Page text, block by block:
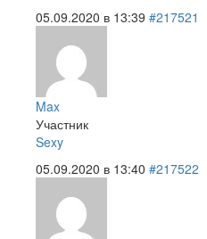
05.09.2020 в 13:39 #217521
Max
Участник
Sexy
05.09.2020 в 13:40 #217522